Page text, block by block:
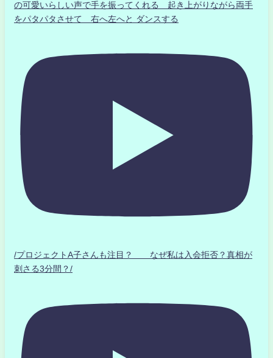
の可愛いらしい声で手を振ってくれる 起き上がりながら両手
をパタパタさせて 右へ左へと ダンスする
/プロジェクトA子さんも注目？ なぜ私は入会拒否？真相が
刺さる3分間？/